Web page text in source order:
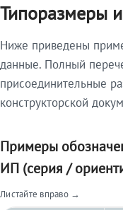
Типоразмеры
Ниже приведены
данные. Полный
присоединительные
конструкторской
Примеры
ИП (серия /
Листайте вправо →